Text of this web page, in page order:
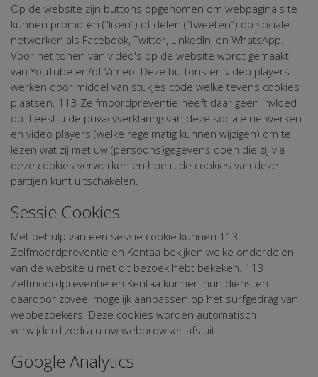
Op de website zijn buttons opgenomen om webpagina's te
kunnen promoten (“liken”) of delen (“tweeten”) op sociale
netwerken als Facebook, Twitter, LinkedIn, en WhatsApp.
Voor het tonen van video's op de website wordt gemaakt
van YouTube en/of Vimeo. Deze buttons en video players
werken door middel van stukjes code welke tevens cookies
plaatsen. 113 Zelfmoordpreventie heeft daar geen invloed
op. Leest u de privacyverklaring van deze sociale netwerken
en video players (welke regelmatig kunnen wijzigen) om te
lezen wat zij met uw (persoons)gegevens doen die zij via
deze cookies verwerken en hoe u de cookies van deze
partijen kunt uitschakelen.
Sessie Cookies
Met behulp van een sessie cookie kunnen 113
Zelfmoordpreventie en Kentaa bekijken welke onderdelen
van de website u met dit bezoek hebt bekeken. 113
Zelfmoordpreventie en Kentaa kunnen hun diensten
daardoor zoveel mogelijk aanpassen op het surfgedrag van
webbezoekers. Deze cookies worden automatisch
verwijderd zodra u uw webbrowser afsluit.
Google Analytics